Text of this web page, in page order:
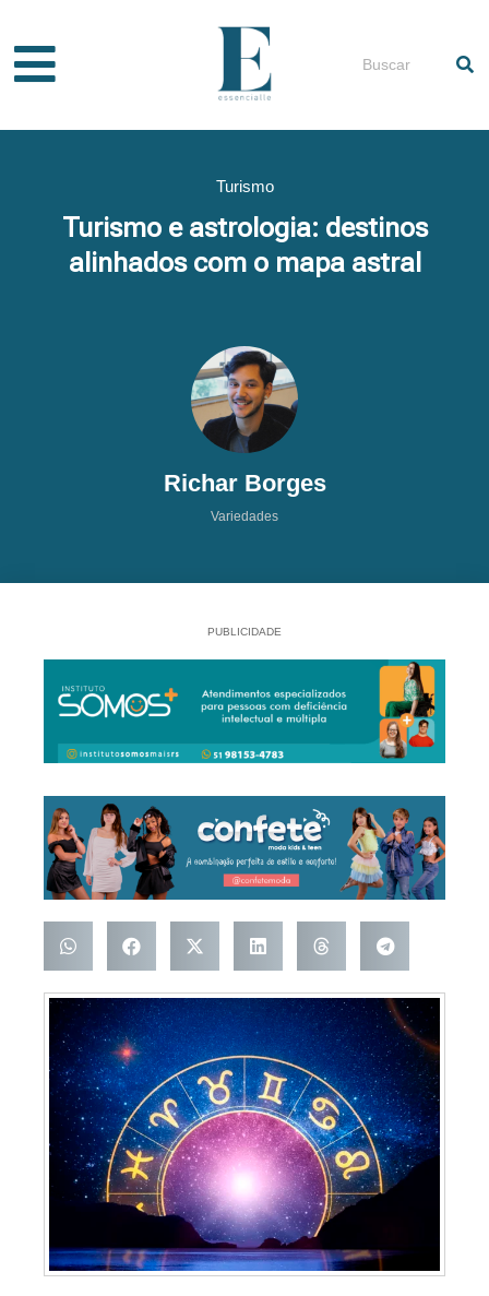
Pesquisar
Turismo
Turismo e astrologia: destinos
alinhados com o mapa astral
Richar Borges
Variedades
PUBLICIDADE